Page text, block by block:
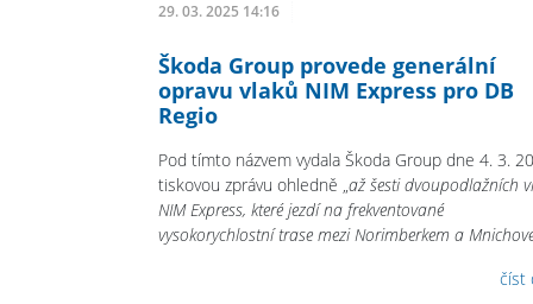
29. 03. 2025 14:16
Škoda Group provede generální
opravu vlaků NIM Express pro DB
Regio
Pod tímto názvem vydala Škoda Group dne 4. 3.
tiskovou zprávu ohledně „až šesti dvoupodlažních
NIM Express, které jezdí na frekventované
vysokorychlostní trase mezi Norimberkem a
číst